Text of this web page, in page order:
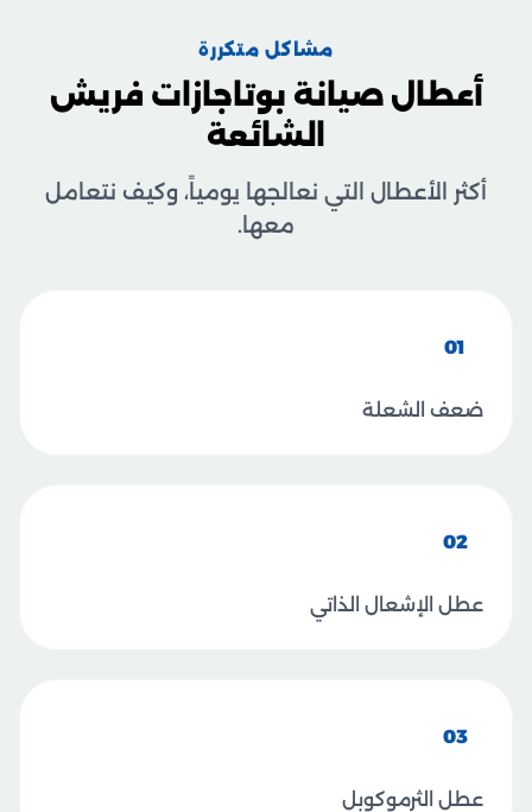
مشاكل متكررة
أعطال صيانة بوتاجازات فريش
الشائعة
أكثر الأعطال التي نعالجها يومياً، وكيف نتعامل
معها.
01
ضعف الشعلة
02
عطل الإشعال الذاتي
03
عطل الثرموكوبل